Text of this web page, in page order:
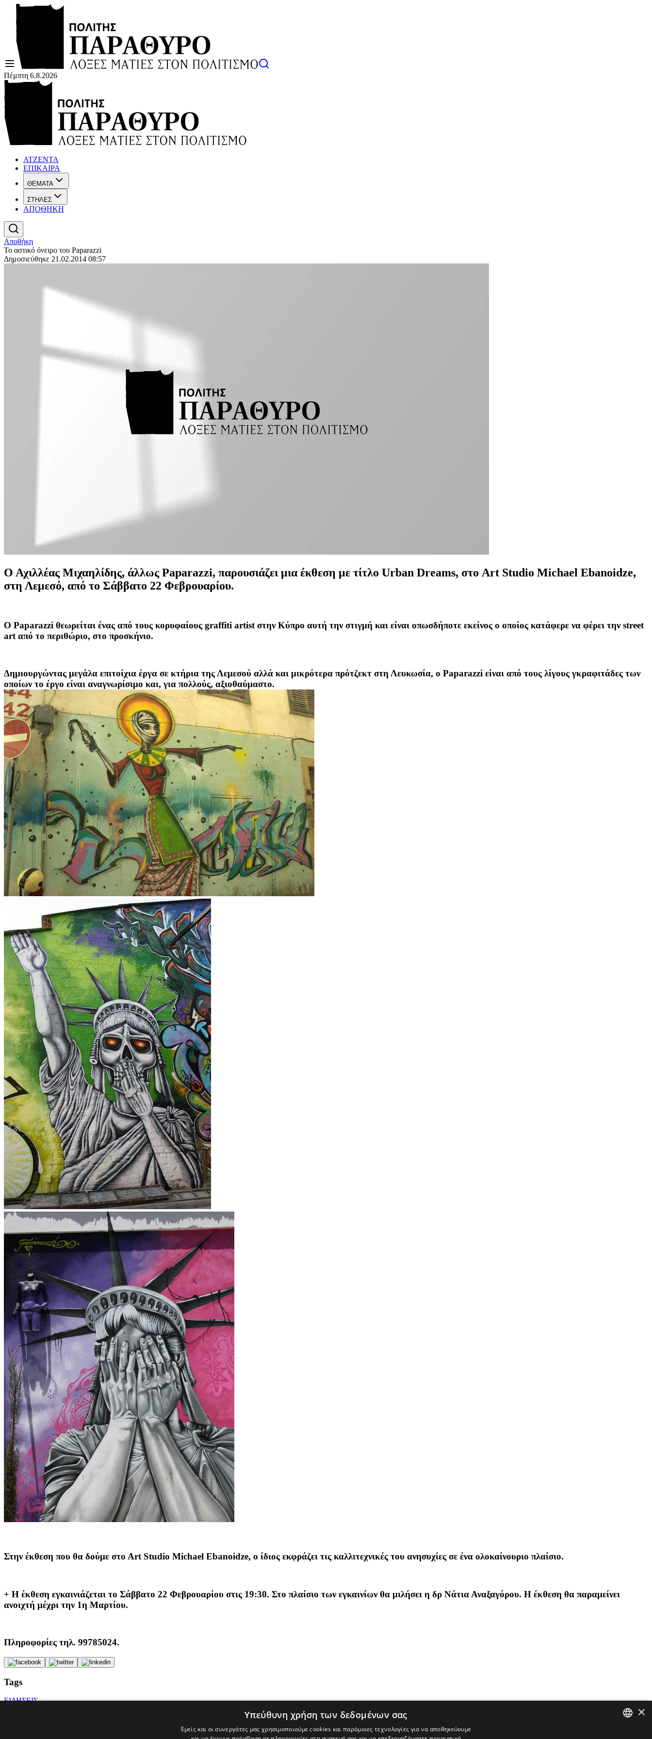
Πέμπτη 6.8.2026
ΑΤΖΕΝΤΑ
ΕΠΙΚΑΙΡΑ
ΘΕΜΑΤΑ
ΣΤΗΛΕΣ
ΑΠΟΘΗΚΗ
Αποθήκη
Το αστικό όνειρο του Paparazzi
Δημοσιεύθηκε 21.02.2014 08:57
Ο Αχιλλέας Μιχαηλίδης, άλλως Paparazzi, παρουσιάζει μια έκθεση με τίτλο Urban Dreams, στο Art Studio Michael Ebanoidze,
στη Λεμεσό, από το Σάββατο 22 Φεβρουαρίου.
Ο Paparazzi θεωρείται ένας από τους κορυφαίους graffiti artist στην Κύπρο αυτή την στιγμή και είναι οπωσδήποτε εκείνος ο οποίος κατάφερε να φέρει την street
art από το περιθώριο, στο προσκήνιο.
Δημιουργώντας μεγάλα επιτοίχια έργα σε κτήρια της Λεμεσού αλλά και μικρότερα πρότζεκτ στη Λευκωσία, ο Paparazzi είναι από τους λίγους γκραφιτάδες των
οποίων το έργο είναι αναγνωρίσιμο και, για πολλούς, αξιοθαύμαστο.
Στην έκθεση που θα δούμε στο Αrt Studio Michael Ebanoidze, o ίδιος εκφράζει τις καλλιτεχνικές του ανησυχίες σε ένα ολοκαίνουριο πλαίσιο.
+ Η έκθεση εγκαινιάζεται το Σάββατο 22 Φεβρουαρίου στις 19:30. Στο πλαίσιο των εγκαινίων θα μιλήσει η δρ Νάτια Αναξαγόρου. Η έκθεση θα παραμείνει
ανοιχτή μέχρι την 1η Μαρτίου.
Πληροφορίες τηλ. 99785024.
Tags
ΕΙΔΗΣΕΙΣ
×
Υπεύθυνη χρήση των δεδομένων σας
Εμείς και οι συνεργάτες μας χρησιμοποιούμε cookies και παρόμοιες τεχνολογίες για να αποθηκεύουμε